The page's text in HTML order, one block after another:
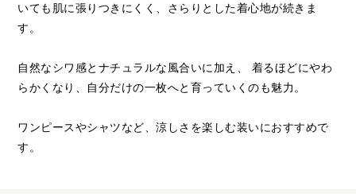
いても肌に張りつきにくく、さらりとした着心地が続きま
す。
自然なシワ感とナチュラルな風合いに加え、
着るほどにやわ
らかくなり、自分だけの一枚へと育っていくのも魅力。
ワンピースやシャツなど、涼しさを楽しむ装いにおすすめで
す。